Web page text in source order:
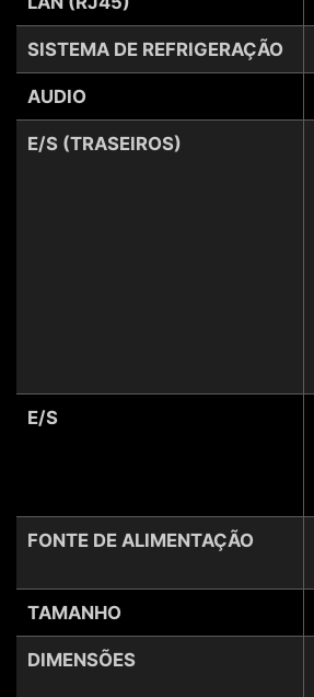
SISTEMA DE REFRIGERAÇÃO
AUDIO
E/S (TRASEIROS)
E/S
FONTE DE ALIMENTAÇÃO
TAMANHO
DIMENSÕES